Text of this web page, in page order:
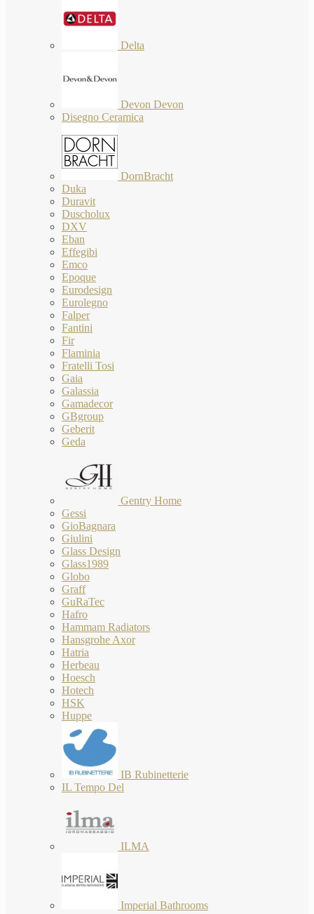
Delta
Devon Devon
Disegno Ceramica
DornBracht
Duka
Duravit
Duscholux
DXV
Eban
Effegibi
Emco
Epoque
Eurodesign
Eurolegno
Falper
Fantini
Fir
Flaminia
Fratelli Tosi
Gaia
Galassia
Gamadecor
GBgroup
Geberit
Geda
Gentry Home
Gessi
GioBagnara
Giulini
Glass Design
Glass1989
Globo
Graff
GuRaTec
Hafro
Hammam Radiators
Hansgrohe Axor
Hatria
Herbeau
Hoesch
Hotech
HSK
Huppe
IB Rubinetterie
IL Tempo Del
ILMA
Imperial Bathrooms